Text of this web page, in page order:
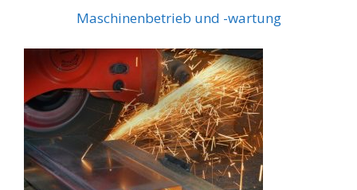
Maschinenbetrieb und -wartung